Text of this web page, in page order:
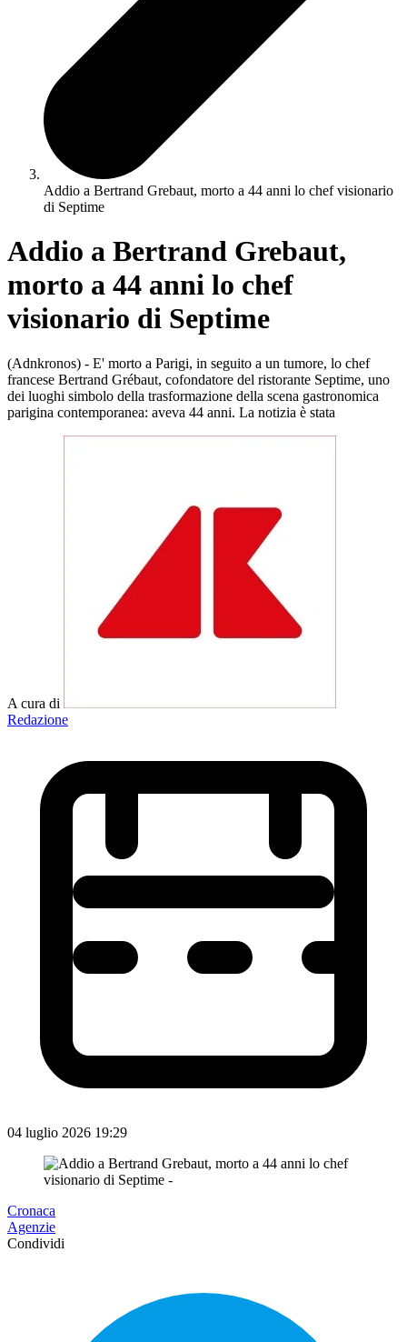
Addio a Bertrand Grebaut, morto a 44 anni lo chef visionario
di Septime
Addio a Bertrand Grebaut,
morto a 44 anni lo chef
visionario di Septime
(Adnkronos) - E' morto a Parigi, in seguito a un tumore, lo chef
francese Bertrand Grébaut, cofondatore del ristorante Septime, uno
dei luoghi simbolo della trasformazione della scena gastronomica
parigina contemporanea: aveva 44 anni. La notizia è stata
A cura di
Redazione
04 luglio 2026 19:29
Cronaca
Agenzie
Condividi